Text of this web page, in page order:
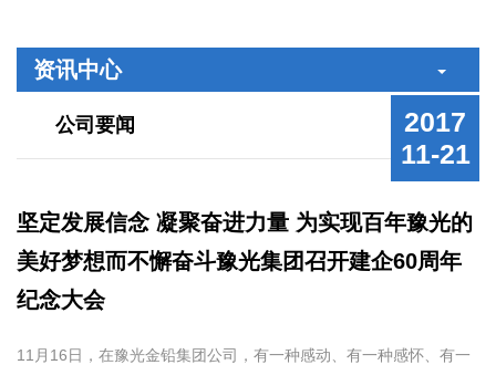
资讯中心
公司要闻
2017
11-21
坚定发展信念 凝聚奋进力量 为实现百年豫光的
美好梦想而不懈奋斗豫光集团召开建企60周年
纪念大会
11月16日，在豫光金铅集团公司，有一种感动、有一种感怀、有一